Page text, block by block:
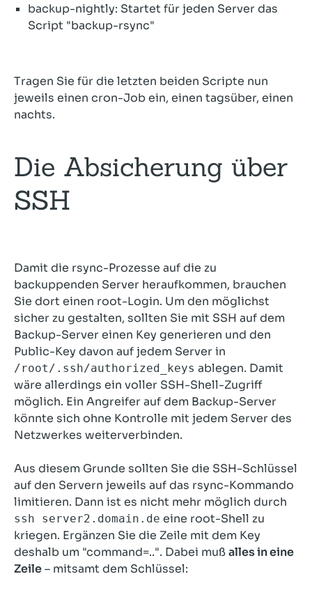
backup-nightly: Startet für jeden Server das
Script "backup-rsync"
Tragen Sie für die letzten beiden Scripte nun
jeweils einen cron-Job ein, einen tagsüber, einen
nachts.
Die Absicherung über
SSH
Damit die rsync-Prozesse auf die zu
backuppenden Server heraufkommen, brauchen
Sie dort einen root-Login. Um den möglichst
sicher zu gestalten, sollten Sie mit SSH auf dem
Backup-Server einen Key generieren und den
Public-Key davon auf jedem Server in
/root/.ssh/authorized_keys ablegen. Damit
wäre allerdings ein voller SSH-Shell-Zugriff
möglich. Ein Angreifer auf dem Backup-Server
könnte sich ohne Kontrolle mit jedem Server des
Netzwerkes weiterverbinden.
Aus diesem Grunde sollten Sie die SSH-Schlüssel
auf den Servern jeweils auf das rsync-Kommando
limitieren. Dann ist es nicht mehr möglich durch
ssh server2.domain.de eine root-Shell zu
kriegen. Ergänzen Sie die Zeile mit dem Key
deshalb um "command=..". Dabei mußalles in eine
Zeile– mitsamt dem Schlüssel: